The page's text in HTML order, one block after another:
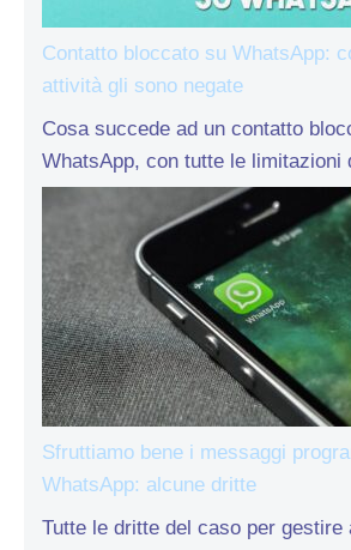
Contatto bloccato su WhatsApp:
attività gli sono negate
Cosa succede ad un contatto
WhatsApp, con tutte le limitazioni
Sfruttiamo bene i messaggi
WhatsApp: alcune dritte
Tutte le dritte del caso per gestire